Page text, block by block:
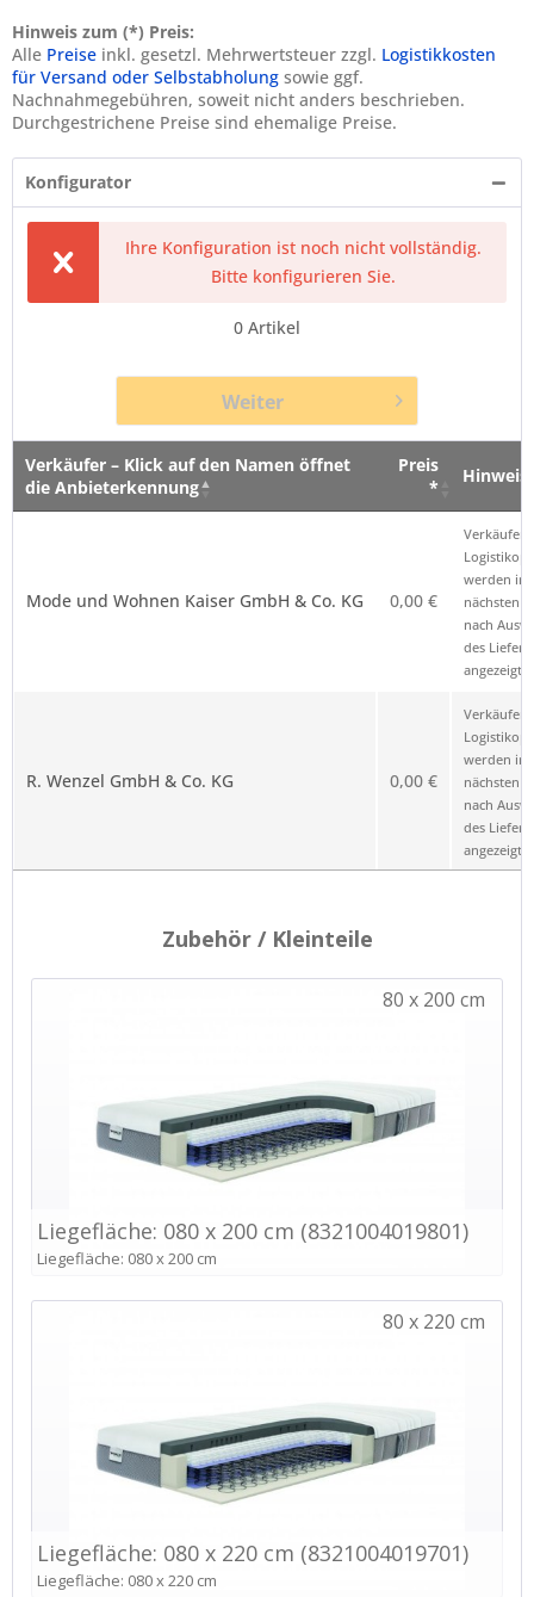
Hinweis zum (*) Preis:
Alle Preise inkl. gesetzl. Mehrwertsteuer zzgl. Logistikkosten
für Versand oder Selbstabholung sowie ggf.
Nachnahmegebühren, soweit nicht anders beschrieben.
Durchgestrichene Preise sind ehemalige Preise.
Konfigurator
Ihre Konfiguration ist noch nicht vollständig.
Bitte konfigurieren Sie.
0 Artikel
Weiter
Verkäufer – Klick auf den Namen öffnet
die Anbieterkennung
Preis
*
Hinweis
Mode und Wohnen Kaiser GmbH & Co. KG 0,00 €
Verkäufer
werden im
nächsten
nach
des
angezeigt.
R. Wenzel GmbH & Co. KG 0,00 €
Verkäufer
werden im
nächsten
nach
des
angezeigt.